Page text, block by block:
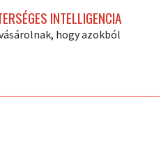
INTELLIGENCIA
hogy azokból